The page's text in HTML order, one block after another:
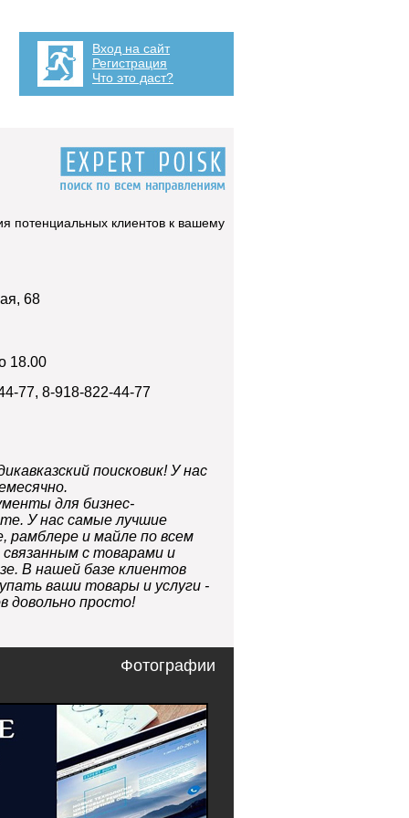
Вход на сайт
Регистрация
Что это даст?
потенциальных клиентов к вашему
68
18.00
77, 8-918-822-44-77
поисковик! У нас
для бизнес-
У нас самые лучшие
рамблере и майле по всем
с товарами и
В нашей базе клиентов
ваши товары и услуги -
довольно просто!
Фотографии